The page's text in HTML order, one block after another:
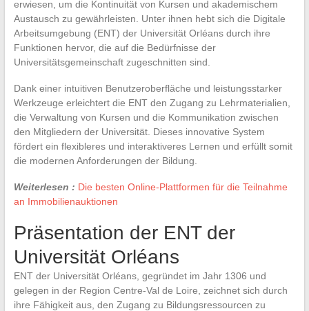
erwiesen, um die Kontinuität von Kursen und akademischem
Austausch zu gewährleisten. Unter ihnen hebt sich die Digitale
Arbeitsumgebung (ENT) der Universität Orléans durch ihre
Funktionen hervor, die auf die Bedürfnisse der
Universitätsgemeinschaft zugeschnitten sind.
Dank einer intuitiven Benutzeroberfläche und leistungsstarker
Werkzeuge erleichtert die ENT den Zugang zu Lehrmaterialien,
die Verwaltung von Kursen und die Kommunikation zwischen
den Mitgliedern der Universität. Dieses innovative System
fördert ein flexibleres und interaktiveres Lernen und erfüllt somit
die modernen Anforderungen der Bildung.
Weiterlesen : Die besten Online-Plattformen für die Teilnahme
an Immobilienauktionen
Präsentation der ENT der
Universität Orléans
ENT der Universität Orléans, gegründet im Jahr 1306 und
gelegen in der Region Centre-Val de Loire, zeichnet sich durch
ihre Fähigkeit aus, den Zugang zu Bildungsressourcen zu